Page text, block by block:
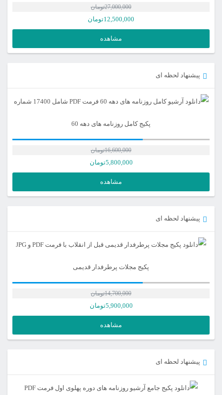
صفحه
27,000,000تومان
12,500,000تومان
مشاهده
پیشنهاد لحظه ای
پکیج کامل روزنامه های دهه 60
16,600,000تومان
5,800,000تومان
مشاهده
پیشنهاد لحظه ای
پکیج مجلات پرطرفدار قدیمی
14,700,000تومان
5,900,000تومان
مشاهده
پیشنهاد لحظه ای